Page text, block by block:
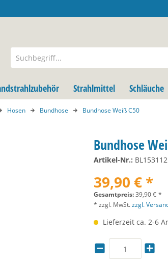
Strahlmittel Schläuche
Hosen Bundhose Bundhose Weiß C50
Bundhose
Artikel-Nr.:
39,90 € *
Gesamtpreis:39,90€ *
* zzgl. MwSt.zzgl.
Lieferzeit ca. 2-6